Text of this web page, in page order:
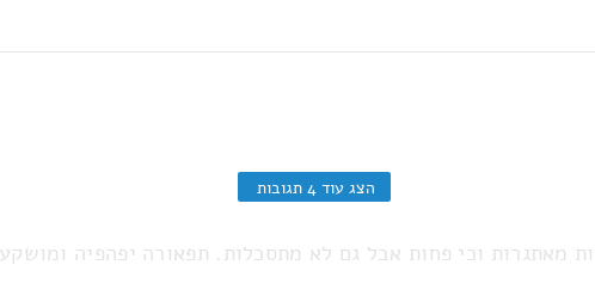
וכי פחות אבל גם לא מתסכלות. תפאורה יפהפיה
הצג עוד 4 תגובות